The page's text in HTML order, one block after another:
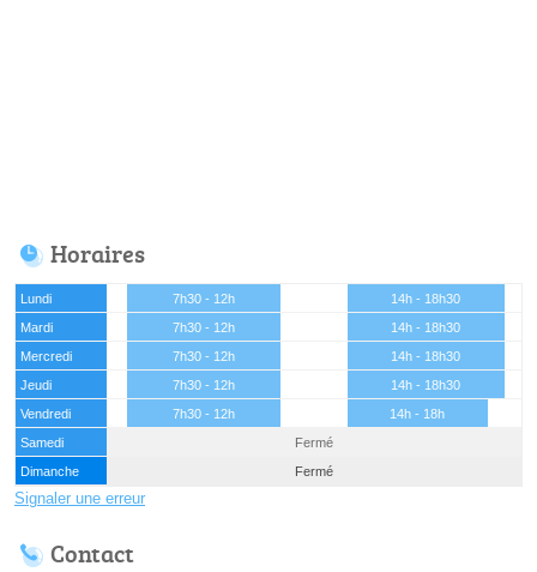
Horaires
Lundi 7h30 - 12h
14h - 18h30
Mardi
7h30 - 12h
14h - 18h30
Mercredi
7h30 - 12h
14h - 18h30
Jeudi
7h30 - 12h
14h - 18h30
Vendredi
7h30 - 12h
14h - 18h
Samedi
Fermé
Dimanche
Fermé
Signaler une erreur
Contact